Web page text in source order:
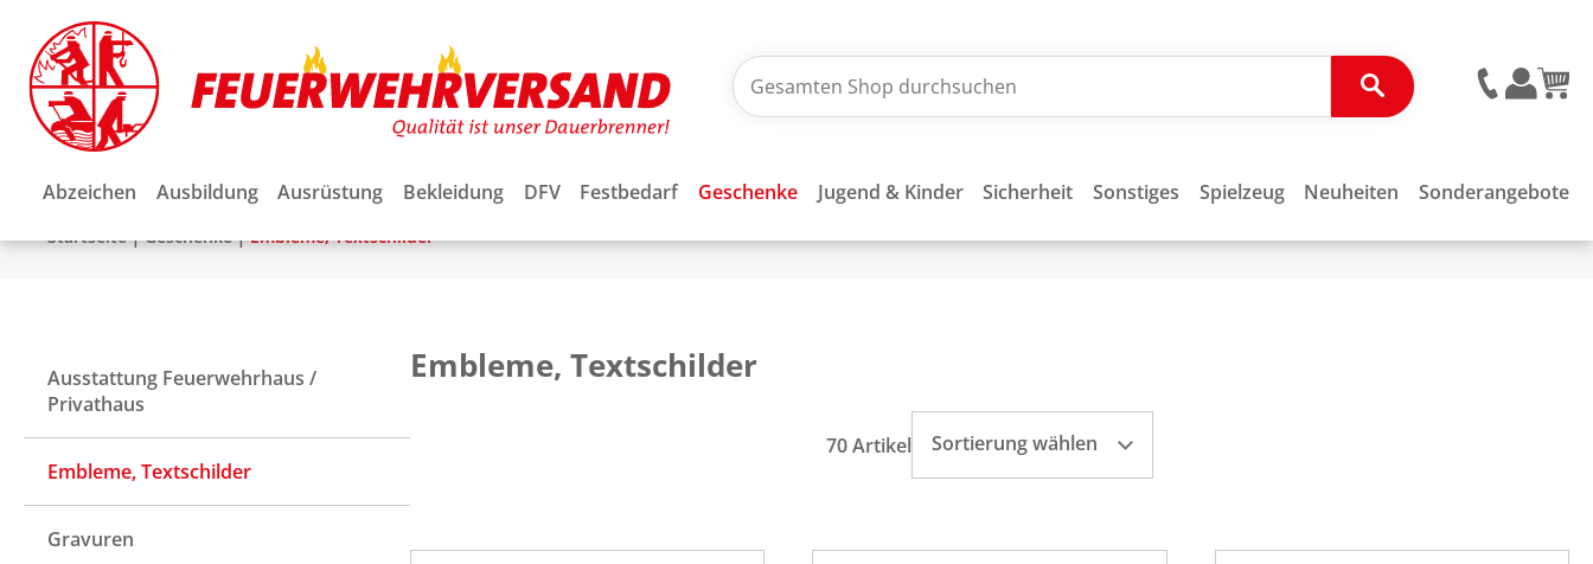
Abzeichen Ausbildung Ausrüstung Bekleidung DFV Festbedarf Geschenke Jugend & Kinder Sicherheit Sonstiges Spielzeug Neuheiten Sonderangebote
Startseite|Geschenke|Embleme, Textschilder
Ausstattung Feuerwehrhaus /
Privathaus
Embleme, Textschilder
Gravuren
Embleme, Textschilder
70 Artikel Sortierung wählen